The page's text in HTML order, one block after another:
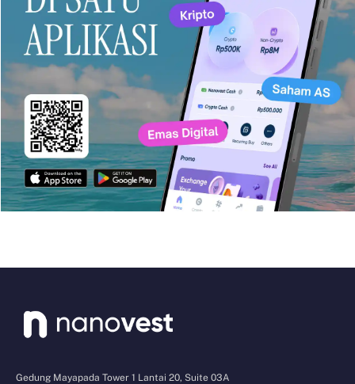
Gedung Mayapada Tower 1 Lantai 20, Suite 03A